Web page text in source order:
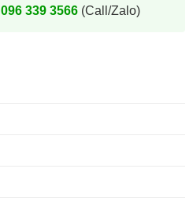
096 339 3566(Call/Zalo)